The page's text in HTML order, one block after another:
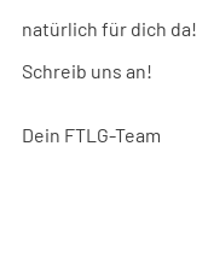
natürlich für dich da!
Schreib uns an!
Dein FTLG-Team